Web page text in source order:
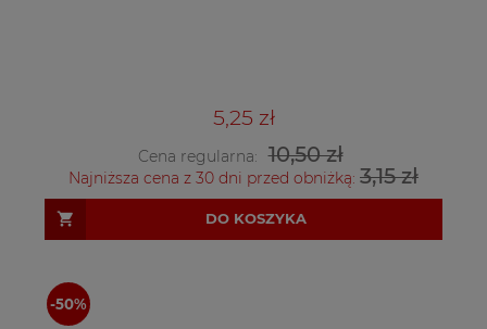
5,25 zł
Cena regularna: 10,50 zł
Najniższa cena z 30 dni przed obniżką: 3,15 zł
DO KOSZYKA